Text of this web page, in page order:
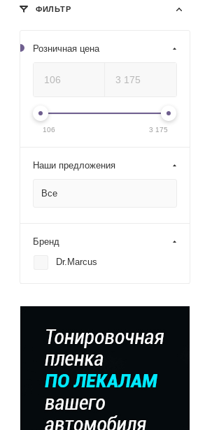
ФИЛЬТР
Розничная цена
106 3 175
Наши предложения
Все
Бренд
Dr.Marcus